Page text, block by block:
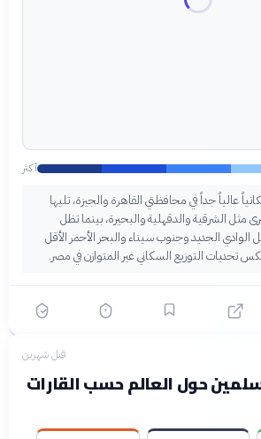
أكثر
عالياً جداً في محافظتي القاهرة والجيزة، تليها
مثل الشرقية والدقهلية والبحيرة، بينما تظل
الجديد وجنوب سيناء والبحر الأحمر الأقل
تحديات التوزيع السكاني غير المتوازن في مصر.
قبل شهرين
حول العالم حسب القارات